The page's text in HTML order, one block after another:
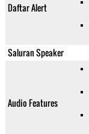
Daftar Alert
Saluran Speaker
Audio Features